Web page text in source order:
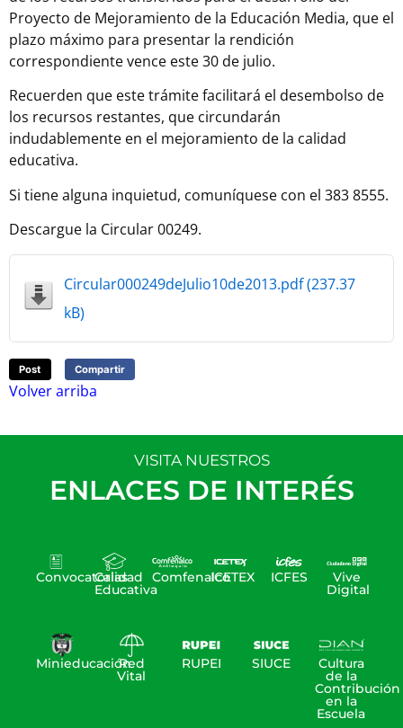
Proyecto de Mejoramiento de la Educación Media, que el
plazo máximo para presentar la rendición
correspondiente vence este 30 de julio.
Recuerden que este trámite facilitará el desembolso de
los recursos restantes, que circundarán
indudablemente en el mejoramiento de la calidad
educativa.
Si tiene alguna inquietud, comuníquese con el 383 8555.
Descargue la Circular 00249.
Circular000249deJulio10de2013.pdf (237.37
kB)
Post Compartir
Volver arriba
VISITA NUESTROS
ENLACES DE INTERÉS
Convocatorias
Calidad
Educativa
ComfenalcoICETEX ICFES Vive
Digital
MinieducaciónRed
Vital
RUPEI SIUCE Cultura
de la
Contribución
en la
Escuela